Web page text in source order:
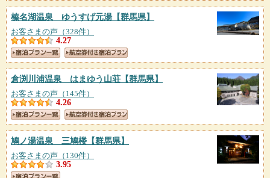
榛名湖温泉 ゆうすげ元湯【群馬県】
お客さまの声（328件）
4.27
倉渕川浦温泉 はまゆう山荘 【群馬県】
お客さまの声（145件）
4.26
鳩ノ湯温泉 三鳩楼 【群馬県】
お客さまの声（130件）
3.95